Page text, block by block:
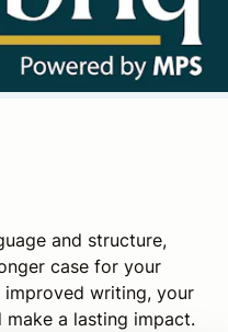
and structure,
case for your
writing, your
a lasting impact.